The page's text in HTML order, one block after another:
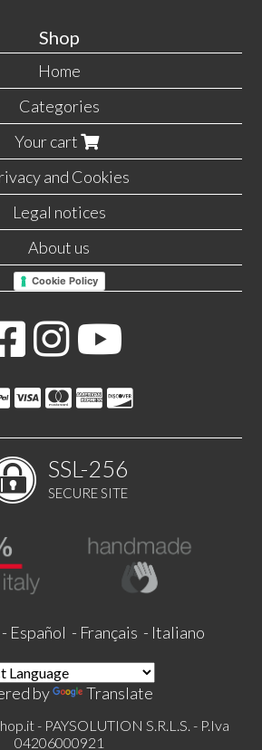
Shop
Home
Categories
Your cart
and Cookies
Legal notices
About us
Cookie Policy
SSL-256
SECURE SITE
- Español - Français - Italiano
by Translate
- PAYSOLUTION S.R.L.S. - P.Iva
04206000921